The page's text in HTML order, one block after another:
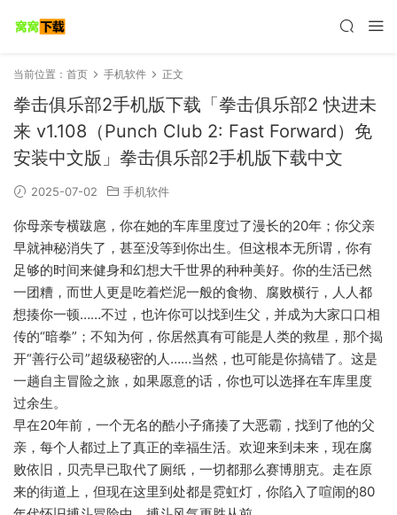
当前位置： 首页 手机软件 正文
拳击俱乐部2手机版下载「拳击俱乐部2 快进未
来 v1.108（Punch Club 2: Fast Forward）免
安装中文版」拳击俱乐部2手机版下载中文
2025-07-02 手机软件
你母亲专横跋扈，你在她的车库里度过了漫长的20年；你父亲
早就神秘消失了，甚至没等到你出生。但这根本无所谓，你有
足够的时间来健身和幻想大千世界的种种美好。你的生活已然
一团糟，而世人更是吃着烂泥一般的食物、腐败横行，人人都
想揍你一顿……不过，也许你可以找到生父，并成为大家口口相
传的“暗拳”；不知为何，你居然真有可能是人类的救星，那个揭
开“善行公司”超级秘密的人……当然，也可能是你搞错了。这是
一趟自主冒险之旅，如果愿意的话，你也可以选择在车库里度
过余生。
早在20年前，一个无名的酷小子痛揍了大恶霸，找到了他的父
亲，每个人都过上了真正的幸福生活。欢迎来到未来，现在腐
败依旧，贝壳早已取代了厕纸，一切都那么赛博朋克。走在原
来的街道上，但现在这里到处都是霓虹灯，你陷入了喧闹的80